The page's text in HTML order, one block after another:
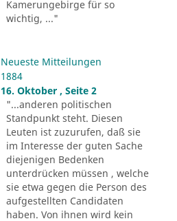
Kamerungebirge für so
wichtig, ..."
Neueste Mitteilungen
1884
16. Oktober , Seite 2
"...anderen politischen
Standpunkt steht. Diesen
Leuten ist zuzurufen, daß sie
im Interesse der guten Sache
diejenigen Bedenken
unterdrücken müssen , welche
sie etwa gegen die Person des
aufgestellten Candidaten
haben. Von ihnen wird kein